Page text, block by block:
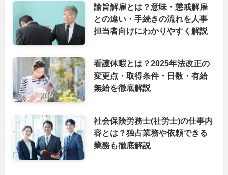
諭旨解雇とは？意味・懲戒解雇
との違い・手続きの流れを人事
担当者向けにわかりやすく解説
看護休暇とは？2025年法改正の
変更点・取得条件・日数・有給
無給を徹底解説
社会保険労務士(社労士)の仕事内
容とは？独占業務や依頼できる
業務も徹底解説